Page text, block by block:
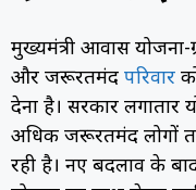
मुख्यमंत्री आवास योजना-
और जरूरतमंद परिवार
देना है। सरकार
अधिक जरूरतमंद लोगों
रही है। नए बदलाव के